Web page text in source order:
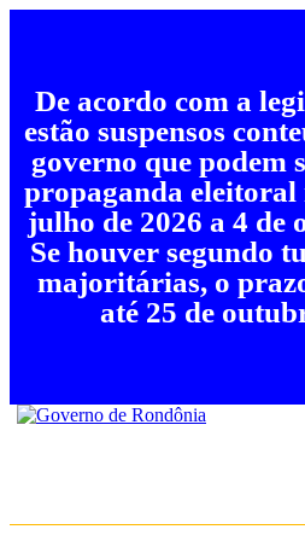
De acordo com a
estão suspensos
governo que podem
propaganda eleitoral
julho de 2026 a 4 de
Se houver segundo
majoritárias, o
até 25 de